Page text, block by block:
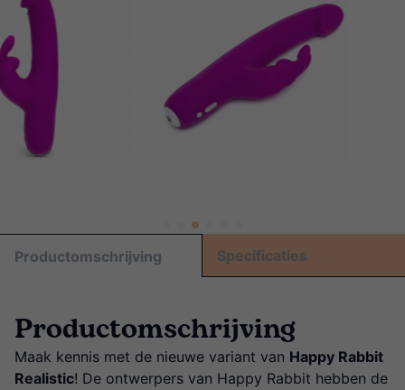
Productomschrijving Specificaties
Productomschrijving
Maak kennis met de nieuwe variant van Happy Rabbit
Realistic! De ontwerpers van Happy Rabbit hebben de